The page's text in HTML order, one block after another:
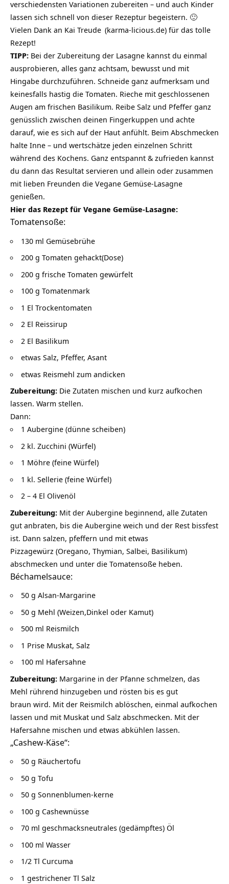
verschiedensten Variationen zubereiten – und auch Kinder
lassen sich schnell von dieser Rezeptur begeistern. 🙂
Vielen Dank an Kai Treude (karma-licious.de) für das tolle
Rezept!
TIPP: Bei der Zubereitung der Lasagne kannst du einmal
ausprobieren, alles ganz achtsam, bewusst und mit
Hingabe durchzuführen. Schneide ganz aufmerksam und
keinesfalls hastig die Tomaten. Rieche mit geschlossenen
Augen am frischen Basilikum. Reibe Salz und Pfeffer ganz
genüsslich zwischen deinen Fingerkuppen und achte
darauf, wie es sich auf der Haut anfühlt. Beim Abschmecken
halte Inne – und wertschätze jeden einzelnen Schritt
während des Kochens. Ganz entspannt & zufrieden kannst
du dann das Resultat servieren und allein oder zusammen
mit lieben Freunden die Vegane Gemüse-Lasagne
genießen.
Hier das Rezept für Vegane Gemüse-Lasagne:
Tomatensoße:
130 ml Gemüsebrühe
200 g Tomaten gehackt(Dose)
200 g frische Tomaten gewürfelt
100 g Tomatenmark
1 El Trockentomaten
2 El Reissirup
2 El Basilikum
etwas Salz, Pfeffer, Asant
etwas Reismehl zum andicken
Zubereitung: Die Zutaten mischen und kurz aufkochen
lassen. Warm stellen.
Dann:
1 Aubergine (dünne scheiben)
2 kl. Zucchini (Würfel)
1 Möhre (feine Würfel)
1 kl. Sellerie (feine Würfel)
2 – 4 El Olivenöl
Zubereitung: Mit der Aubergine beginnend, alle Zutaten
gut anbraten, bis die Aubergine weich und der Rest bissfest
ist. Dann salzen, pfeffern und mit etwas
Pizzagewürz (Oregano, Thymian, Salbei, Basilikum)
abschmecken und unter die Tomatensoße heben.
Béchamelsauce:
50 g Alsan-Margarine
50 g Mehl (Weizen,Dinkel oder Kamut)
500 ml Reismilch
1 Prise Muskat, Salz
100 ml Hafersahne
Zubereitung: Margarine in der Pfanne schmelzen, das
Mehl rührend hinzugeben und rösten bis es gut
braun wird. Mit der Reismilch ablöschen, einmal aufkochen
lassen und mit Muskat und Salz abschmecken. Mit der
Hafersahne mischen und etwas abkühlen lassen.
„Cashew-Käse“:
50 g Räuchertofu
50 g Tofu
50 g Sonnenblumen-kerne
100 g Cashewnüsse
70 ml geschmacksneutrales (gedämpftes) Öl
100 ml Wasser
1/2 Tl Curcuma
1 gestrichener Tl Salz